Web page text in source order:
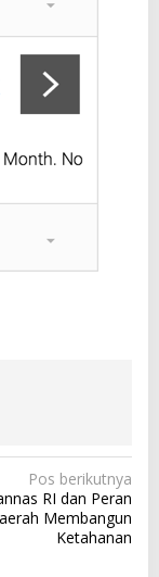
Pos berikutnya
RI dan Peran
Membangun
Ketahanan